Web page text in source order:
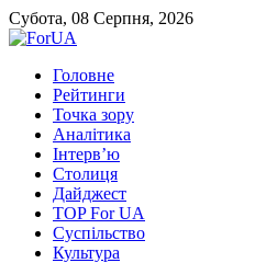
Субота, 08 Серпня, 2026
Головне
Рейтинги
Точка зору
Аналітика
Інтерв’ю
Столиця
Дайджест
TOP For UA
Суспiльство
Культура